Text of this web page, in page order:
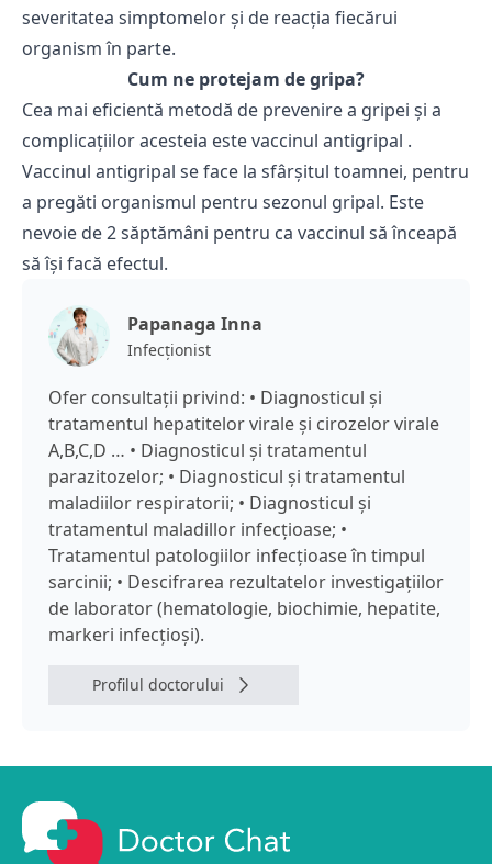
severitatea simptomelor și de reacția fiecărui
organism în parte.
Cum ne protejam de gripa?
Cea mai eficientă metodă de prevenire a gripei și a
complicațiilor acesteia este vaccinul antigripal .
Vaccinul antigripal se face la sfârșitul toamnei, pentru
a pregăti organismul pentru sezonul gripal. Este
nevoie de 2 săptămâni pentru ca vaccinul să înceapă
să îşi facă efectul.
Ofer consultaţii privind: • Diagnosticul și
tratamentul hepatitelor virale și cirozelor virale
A,B,C,D … • Diagnosticul și tratamentul
parazitozelor; • Diagnosticul și tratamentul
maladiilor respiratorii; • Diagnosticul și
tratamentul maladillor infecțioase; •
Tratamentul patologiilor infecțioase în timpul
sarcinii; • Descifrarea rezultatelor investigațiilor
de laborator (hematologie, biochimie, hepatite,
markeri infecțioși).
Profilul doctorului
Papanaga Inna
Infecţionist